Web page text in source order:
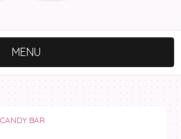
MENU
CANDY BAR